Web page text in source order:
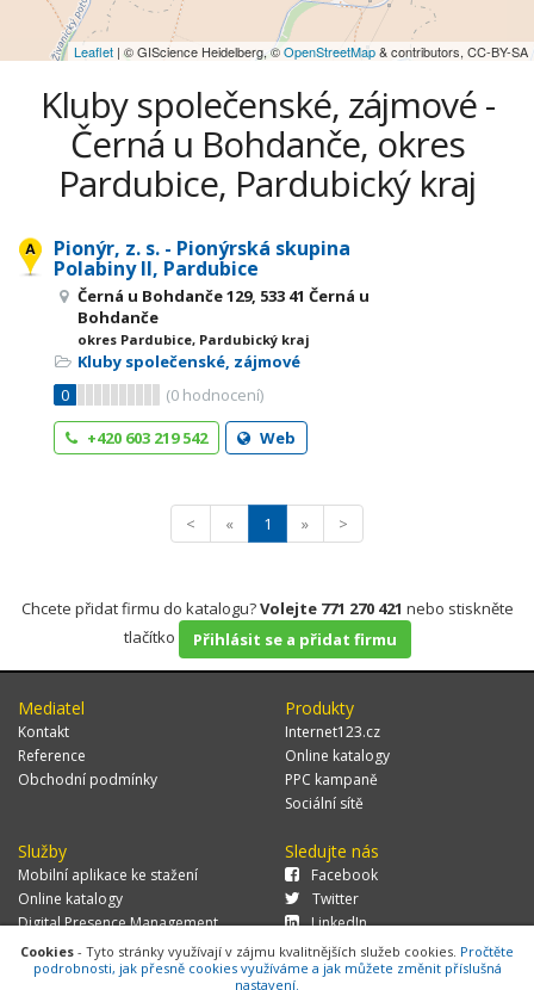
Leaflet | © GIScience Heidelberg, ©OpenStreetMap& contributors, CC-BY-SA
Kluby společenské, zájmové -
Černá u Bohdanče, okres
Pardubice, Pardubický kraj
Pionýr, z. s. - Pionýrská skupina
Polabiny II, Pardubice
Černá u Bohdanče 129, 533 41 Černá u
Bohdanče
okres Pardubice, Pardubický kraj
Kluby společenské, zájmové
0
(0 hodnocení)
+420 603 219 542
Web
< « 1 » >
Chcete přidat firmu do katalogu?Volejte 771 270 421 nebo stiskněte
tlačítko
Přihlásit se a přidat firmu
Mediatel
Kontakt
Reference
Obchodní podmínky
Produkty
Internet123.cz
Online katalogy
PPC kampaně
Sociální sítě
Služby
Mobilní aplikace ke stažení
Online katalogy
Digital Presence Management
Více zákazníků
Sledujte nás
Facebook
Twitter
LinkedIn
Cookies - Tyto stránky využívají v zájmu kvalitnějších služeb cookies. Pročtěte
podrobnosti, jak přesně cookies využíváme a jak můžete změnit příslušná
nastavení.